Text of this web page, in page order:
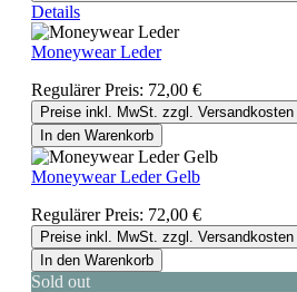
Details
Moneywear Leder
Regulärer Preis: 72,00 €
Preise inkl. MwSt. zzgl. Versandkosten
In den Warenkorb
Moneywear Leder Gelb
Regulärer Preis: 72,00 €
Preise inkl. MwSt. zzgl. Versandkosten
In den Warenkorb
Sold out